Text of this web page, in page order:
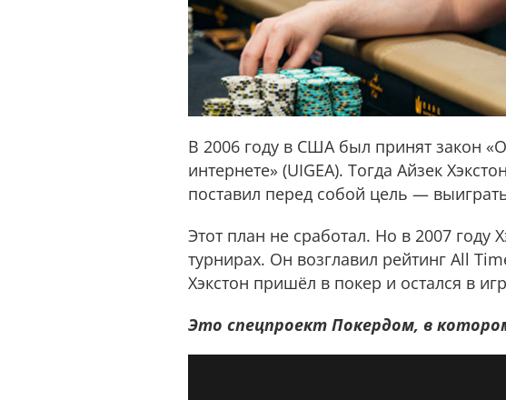
В 2006 году в США был принят закон
интернете» (UIGEA). Тогда Айзек
поставил перед собой цель —
Этот план не сработал. Но в 2007
турнирах. Он возглавил рейтинг All
Хэкстон пришёл в покер и остался в
Это спецпроект Покердом, в